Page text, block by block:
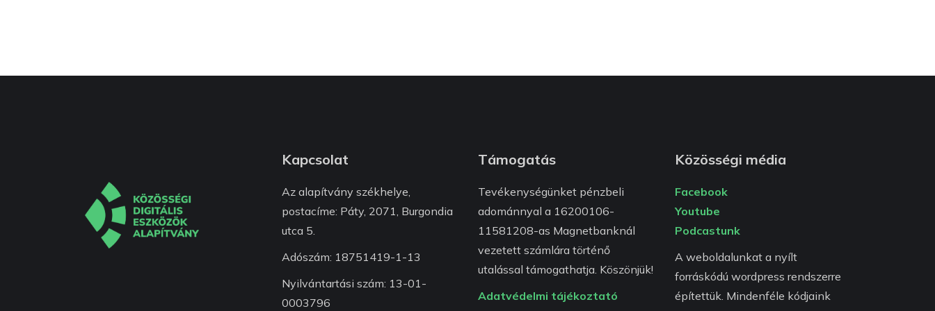
Kapcsolat
Az alapítvány székhelye,
postacíme: Páty, 2071, Burgondia
utca 5.
Adószám: 18751419-1-13
Nyilvántartási szám: 13-01-
0003796
Támogatás
Tevékenységünket pénzbeli
adománnyal a 16200106-
11581208-as Magnetbanknál
vezetett számlára történő
utalással támogathatja. Köszönjük!
Adatvédelmi tájékoztató
Közösségi média
Facebook
Youtube
Podcastunk
A weboldalunkat a nyílt
forráskódú wordpress rendszerre
építettük. Mindenféle kódjaink